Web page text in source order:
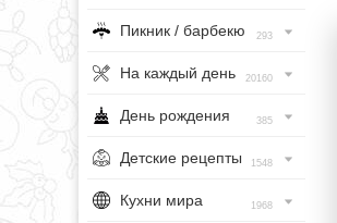
Пикник / барбекю 293
На каждый день 20160
День рождения 385
Детские рецепты 1548
Кухни мира 1968